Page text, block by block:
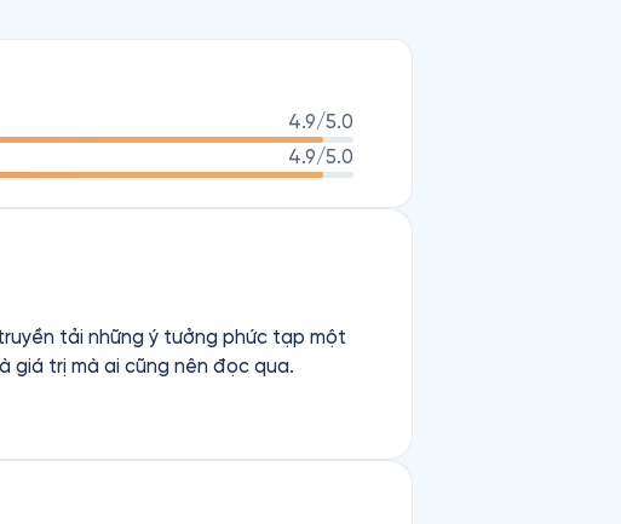
4.9/5.0
4.9/5.0
tải những ý tưởng phức tạp một
giá trị mà ai cũng nên đọc qua.